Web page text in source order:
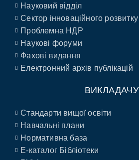
Науковий відділ
Сектор інноваційного розвитку
Проблемна НДР
Наукові форуми
Фахові видання
Електронний архів публікацій
ВИКЛАДАЧУ
Стандарти вищої освіти
Навчальні плани
Нормативна база
E-каталог Бібліотеки